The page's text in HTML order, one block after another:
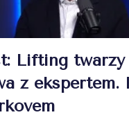
Lifting
z ekspertem.